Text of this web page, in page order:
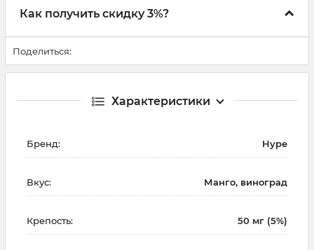
Как получить скидку 3%?
Поделиться:
Характеристики
Бренд: Hype
Вкус: Манго, виноград
Крепость: 50 мг (5%)